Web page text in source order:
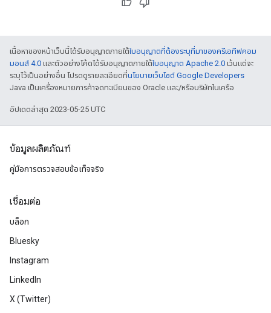
เนื้อหาของหน้าเว็บนี้ได้รับอนุญาตภายใต้ใบอนุญาตที่ต้องระบุที่มาของครีเอทีฟคอม
มอนส์ 4.0 และตัวอย่างโค้ดได้รับอนุญาตภายใต้ใบอนุญาต Apache 2.0 เว้นแต่จะ
ระบุไว้เป็นอย่างอื่น โปรดดูรายละเอียดที่นโยบายเว็บไซต์ Google Developers
Java เป็นเครื่องหมายการค้าจดทะเบียนของ Oracle และ/หรือบริษัทในเครือ
อัปเดตล่าสุด 2023-05-25 UTC
ข้อมูลผลิตภัณฑ์
คู่มือการตรวจสอบข้อเท็จจริง
เชื่อมต่อ
บล็อก
Bluesky
Instagram
LinkedIn
X (Twitter)